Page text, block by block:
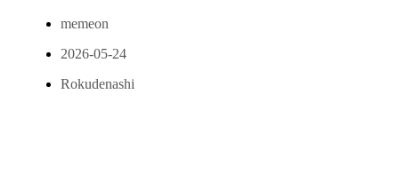
memeon
2026-05-24
Rokudenashi